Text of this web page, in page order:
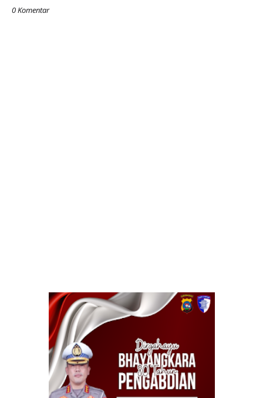
0 Komentar